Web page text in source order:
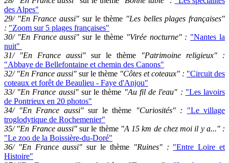
des Alpes"
29/ "En France aussi" sur le thème "Les belles plages françaises"
: "Zoom sur 5 plages françaises"
30/ "En France aussi"sur le thème"Virée nocturne" : "Nantes la
nuit"
31/ "En France aussi" sur le thème "Patrimoine religieux" :
"Abbaye de Bellefontaine et chemin des Canons"
32/ "En France aussi" sur le thème "Côtes et coteaux" : "Circuit des
coteaux et forêt de Beaulieu - Faye d'Anjou"
33/ "En France aussi" sur le thème "Au fil de l'eau" : "Les lavoirs
de Pontrieux en 20 photos"
34/ "En France aussi" sur le thème "Curiosités" : "Le village
troglodytique de Rochemenier"
35/ "En France aussi" sur le thème"A 15 km de chez moi il y a..." :
"Le zoo de la Boissière-du-Doré"
36/ "En France aussi"sur le thème"Ruines" : "Entre Loire et
Histoire"